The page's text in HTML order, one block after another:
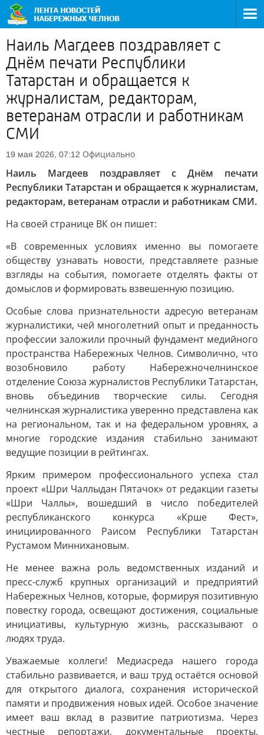
Наиль Магдеев поздравляет с
Днём печати Республики
Татарстан и обращается к
журналистам, редакторам,
ветеранам отрасли и работникам
СМИ
19 мая 2026, 07:12 Официально
Наиль Магдеев поздравляет с Днём печати
Республики Татарстан и обращается к журналистам,
редакторам, ветеранам отрасли и работникам СМИ.
На своей странице ВК он пишет:
«В современных условиях именно вы помогаете
обществу узнавать новости, представляете разные
взгляды на события, помогаете отделять факты от
домыслов и формировать взвешенную позицию.
Особые слова признательности адресую ветеранам
журналистики, чей многолетний опыт и преданность
профессии заложили прочный фундамент медийного
пространства Набережных Челнов. Символично, что
возобновило работу Набережночелнинское
отделение Союза журналистов Республики Татарстан,
вновь объединив творческие силы. Сегодня
челнинская журналистика уверенно представлена как
на региональном, так и на федеральном уровнях, а
многие городские издания стабильно занимают
ведущие позиции в рейтингах.
Ярким примером профессионального успеха стал
проект «Шри Чаллыдан Пятачок» от редакции газеты
«Шри Чаллы», вошедший в число победителей
республиканского конкурса «Крше Фест»,
инициированного Раисом Республики Татарстан
Рустамом Миннихановым.
Не менее важна роль ведомственных изданий и
пресс-служб крупных организаций и предприятий
Набережных Челнов, которые, формируя позитивную
повестку города, освещают достижения, социальные
инициативы, культурную жизнь, рассказывают о
людях труда.
Уважаемые коллеги! Медиасреда нашего города
стабильно развивается, и ваш труд остаётся основой
для открытого диалога, сохранения исторической
памяти и продвижения новых идей. Особое значение
имеет ваш вклад в развитие патриотизма. Через
честные репортажи, документальные проекты,